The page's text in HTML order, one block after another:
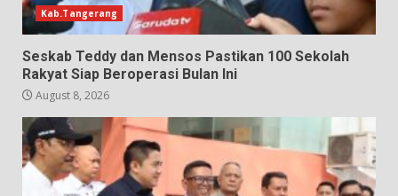
Kab.Tangerang
Seskab Teddy dan Mensos Pastikan 100 Sekolah
Rakyat Siap Beroperasi Bulan Ini
August 8, 2026